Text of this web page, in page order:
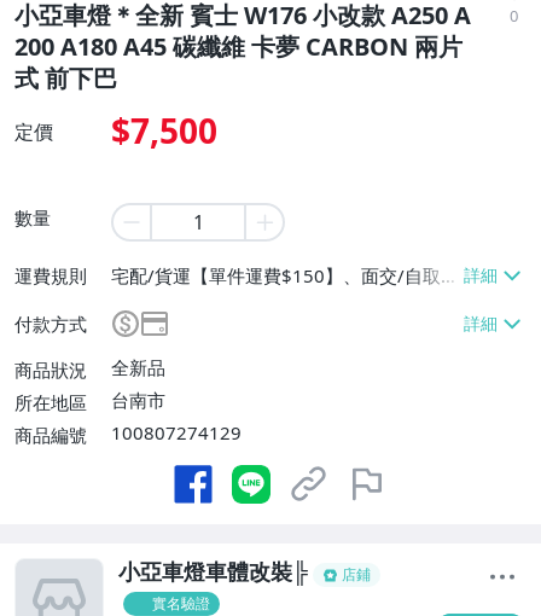
小亞車燈＊全新 賓士 W176 小改款 A250 A
200 A180 A45 碳纖維 卡夢 CARBON 兩片
式 前下巴
0
定價 $7,500
數量
運費規則
宅配/貨運【單件運費$150】、面交/自取/
付款方式
商品狀況
全新品
所在地區
台南市
商品編號
100807274129
小亞車燈車體改裝╠
店鋪
實名驗證